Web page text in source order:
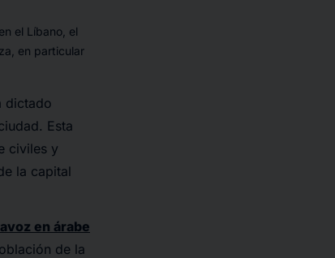
el Líbano, el
en particular
dictado
Esta
civiles y
la capital
en árabe
de la